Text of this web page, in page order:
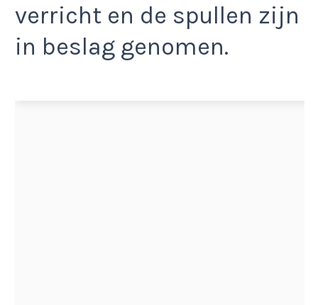
verricht en de spullen zijn
in beslag genomen.